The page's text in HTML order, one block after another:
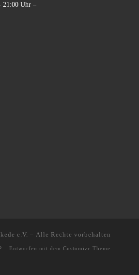
21:00 Uhr –
e.V. – Alle Rechte vorbehalten
– Entworfen mit dem Customizr-Theme